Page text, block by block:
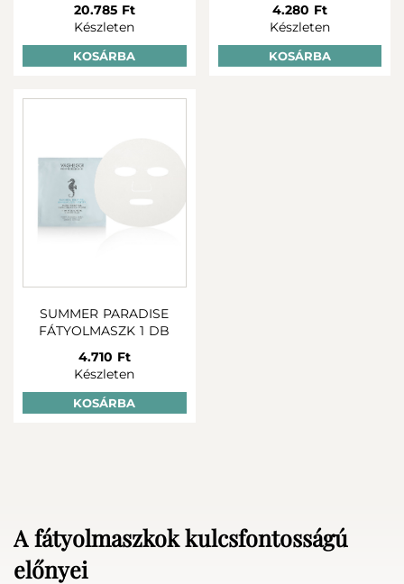
20.785 Ft
Készleten
KOSÁRBA
4.280 Ft
Készleten
KOSÁRBA
SUMMER PARADISE
FÁTYOLMASZK 1 DB
4.710 Ft
Készleten
KOSÁRBA
A fátyolmaszkok kulcsfontosságú
előnyei